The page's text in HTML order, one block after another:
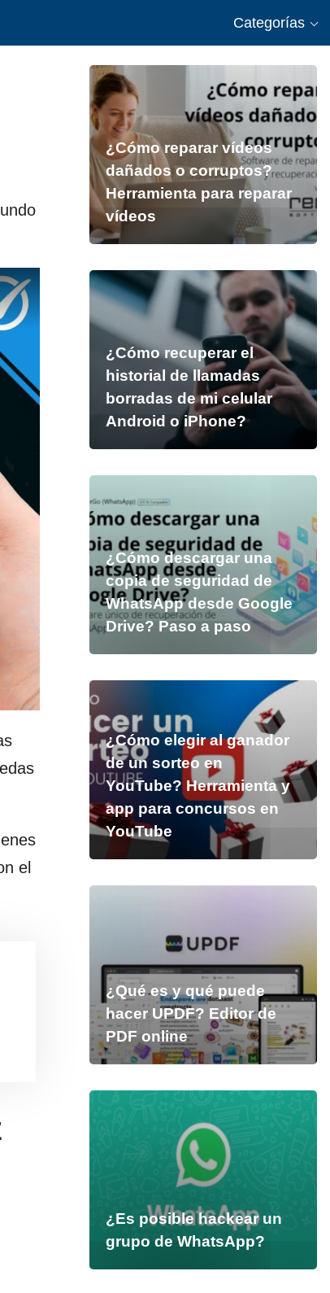
Categorías
el
¿Cómo reparar vídeos
dañados o corruptos?
Herramienta para reparar
vídeos
¿Cómo recuperar el
historial de llamadas
borradas de mi celular
Android o iPhone?
¿Cómo descargar una
copia de seguridad de
WhatsApp desde Google
Drive? Paso a paso
¿Cómo elegir al ganador
de un sorteo en
YouTube? Herramienta y
app para concursos en
YouTube
¿Qué es y qué puede
hacer UPDF? Editor de
PDF online
¿Es posible hackear un
grupo de WhatsApp?